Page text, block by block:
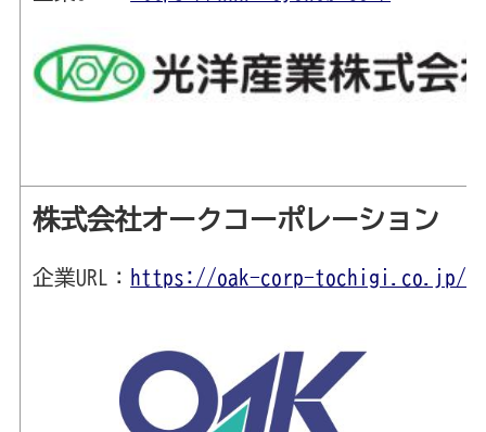
株式会社オークコーポレーション
企業URL： https://oak-corp-tochigi.co.jp/